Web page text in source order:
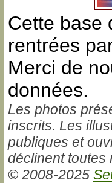
Cette base
rentrées
Merci de
données.
Les photos
inscrits. Les
publiques et
déclinent toutes
© 2008-2025